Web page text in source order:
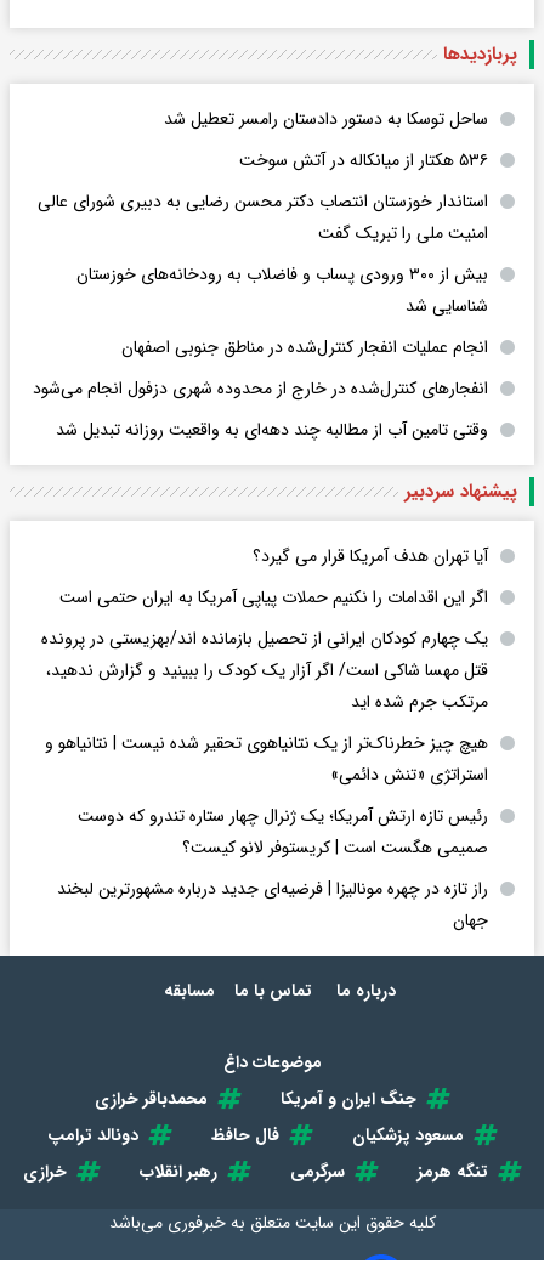
پربازدید‌ها
ساحل توسکا به دستور دادستان رامسر تعطیل شد
۵۳۶ هکتار از میانکاله در آتش سوخت
استاندار خوزستان انتصاب دکتر محسن رضایی به دبیری شورای عالی
امنیت ملی را تبریک گفت
بیش از ۳۰۰ ورودی پساب و فاضلاب به رودخانه‌های خوزستان
شناسایی شد
انجام عملیات انفجار کنترل‌شده در مناطق جنوبی اصفهان
انفجارهای کنترل‌شده در خارج از محدوده شهری دزفول انجام می‌شود
وقتی تامین آب از مطالبه چند دهه‌ای به واقعیت روزانه تبدیل شد
پیشنهاد سردبیر
آیا تهران هدف آمریکا قرار می گیرد؟
اگر این اقدامات را نکنیم حملات پیاپی آمریکا به ایران حتمی است
یک چهارم کودکان ایرانی از تحصیل بازمانده اند/بهزیستی در پرونده
قتل مهسا شاکی است/ اگر آزار یک کودک را ببینید و گزارش ندهید،
مرتکب جرم شده اید
هیچ چیز خطرناک‌تر از یک نتانیاهوی تحقیر شده نیست | نتانیاهو و
استراتژی «تنش دائمی»
رئیس تازه ارتش آمریکا؛ یک ژنرال چهار ستاره تندرو که دوست
صمیمی هگست است | کریستوفر لانو کیست؟
راز تازه در چهره مونالیزا | فرضیه‌ای جدید درباره مشهورترین لبخند
جهان
درباره ما تماس با ما مسابقه
موضوعات داغ
جنگ ایران و آمریکا
محمدباقر خرازی
مسعود پزشکیان
فال حافظ
دونالد ترامپ
تنگه هرمز
سرگرمی رهبر انقلاب
خرازی
کلیه حقوق این سایت متعلق بهخبرفوری می‌باشد